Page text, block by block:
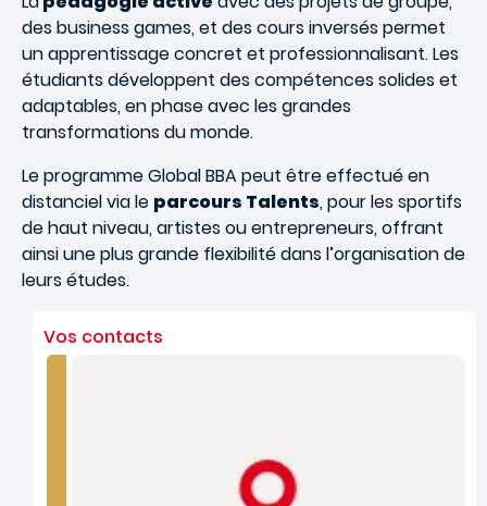
des business games, et des cours inversés permet
un apprentissage concret et professionnalisant. Les
étudiants développent des compétences solides et
adaptables, en phase avec les grandes
transformations du monde.
Le programme Global BBA peut être effectué en
distanciel via le parcours Talents, pour les sportifs
de haut niveau, artistes ou entrepreneurs, offrant
ainsi une plus grande flexibilité dans l’organisation de
leurs études.
Vos contacts